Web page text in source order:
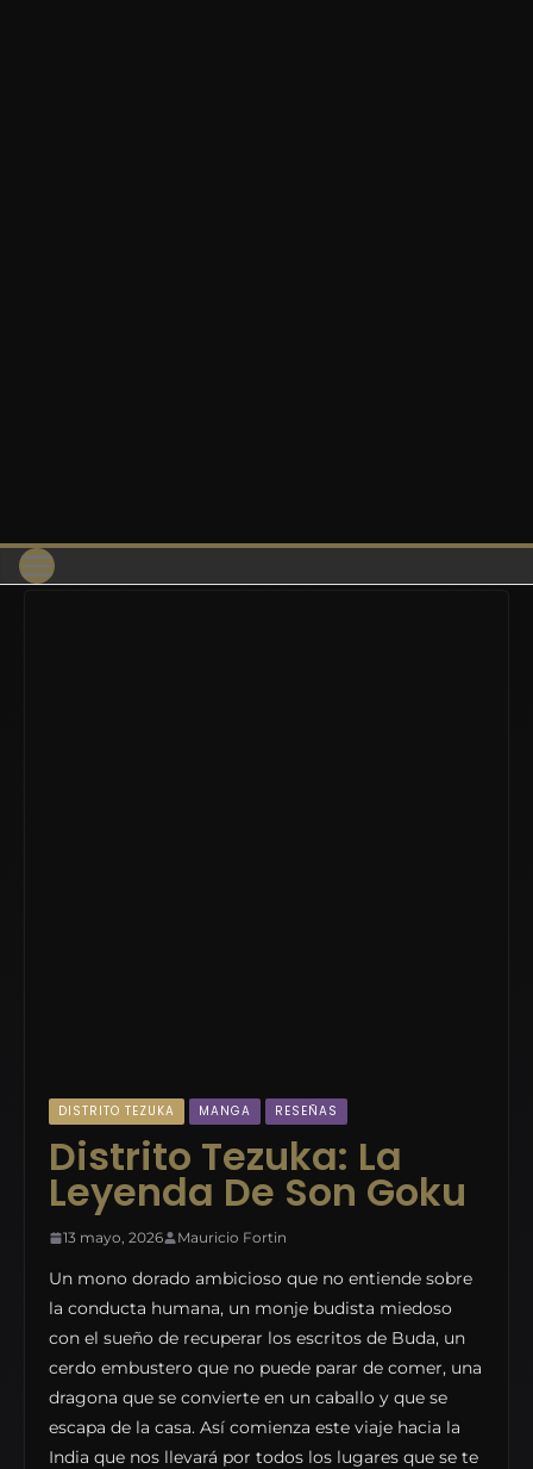
DISTRITO TEZUKA MANGA RESEÑAS
Distrito Tezuka: La
Leyenda De Son Goku
13 mayo, 2026 Mauricio Fortin
Un mono dorado ambicioso que no entiende sobre
la conducta humana, un monje budista miedoso
con el sueño de recuperar los escritos de Buda, un
cerdo embustero que no puede parar de comer, una
dragona que se convierte en un caballo y que se
escapa de la casa. Así comienza este viaje hacia la
India que nos llevará por todos los lugares que se te